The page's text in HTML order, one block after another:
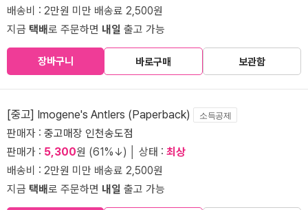
배송비 : 2만원 미만 배송료 2,500원
지금 택배로 주문하면 내일 출고 가능
장바구니 바로구매 보관함
[중고] Imogene's Antlers (Paperback) 소득공제
판매자 : 중고매장 인천송도점
판매가 : 5,300원 (61%↓) │ 상태 : 최상
배송비 : 2만원 미만 배송료 2,500원
지금 택배로 주문하면 내일 출고 가능